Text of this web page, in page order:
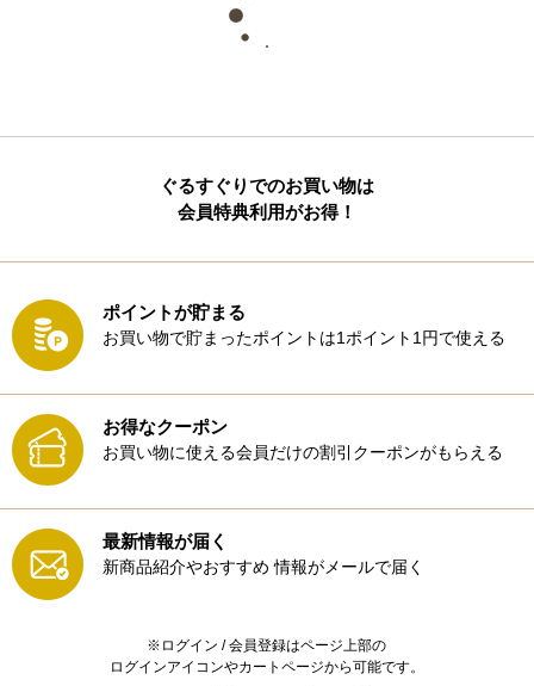
ぐるすぐりでのお買い物は
会員特典利用がお得！
ポイントが貯まる
お買い物で貯まったポイントは1ポイント1円で使える
お得なクーポン
お買い物に使える会員だけの割引クーポンがもらえる
最新情報が届く
新商品紹介やおすすめ 情報がメールで届く
※ログイン / 会員登録はページ上部の
ログインアイコンやカートページから可能です。